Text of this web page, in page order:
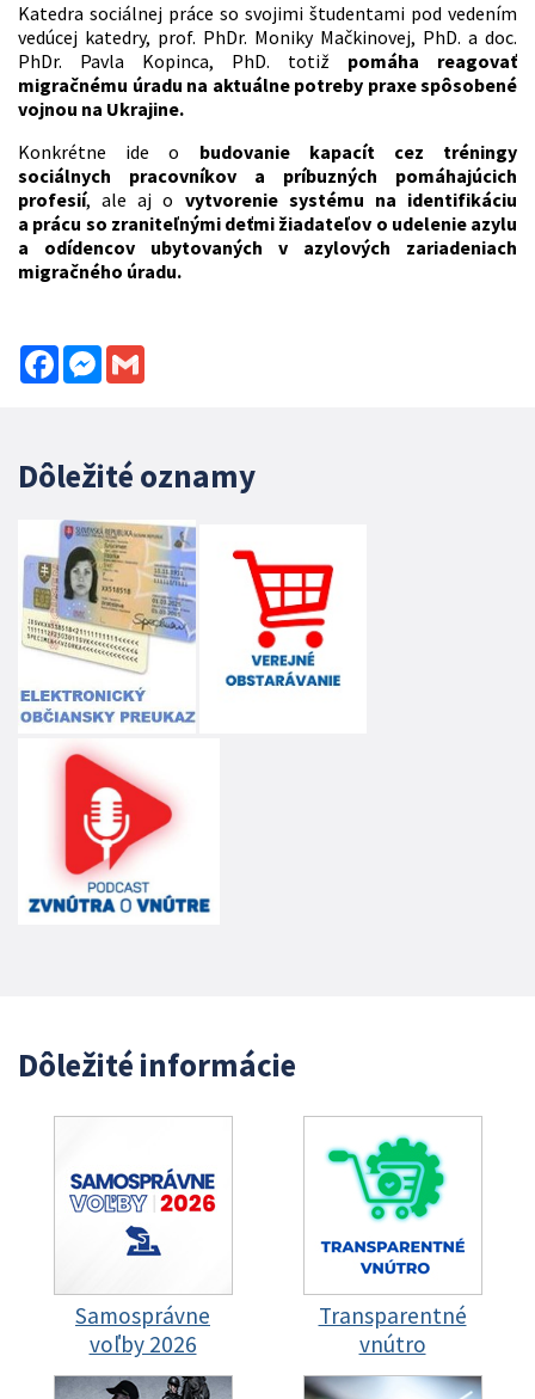
Katedra sociálnej práce so svojimi študentami pod vedením
vedúcej katedry, prof. PhDr. Moniky Mačkinovej, PhD. a doc.
PhDr. Pavla Kopinca, PhD. totiž pomáha reagovať
migračnému úradu na aktuálne potreby praxe spôsobené
vojnou na Ukrajine.
Konkrétne ide o budovanie kapacít cez tréningy
sociálnych pracovníkov a príbuzných pomáhajúcich
profesií, ale aj o vytvorenie systému na identifikáciu
a prácu so zraniteľnými deťmi žiadateľov o udelenie azylu
a odídencov ubytovaných v azylových zariadeniach
migračného úradu.
FacebookMessenger
Dôležité oznamy
Dôležité informácie
Samosprávne
voľby 2026
Transparentné
vnútro